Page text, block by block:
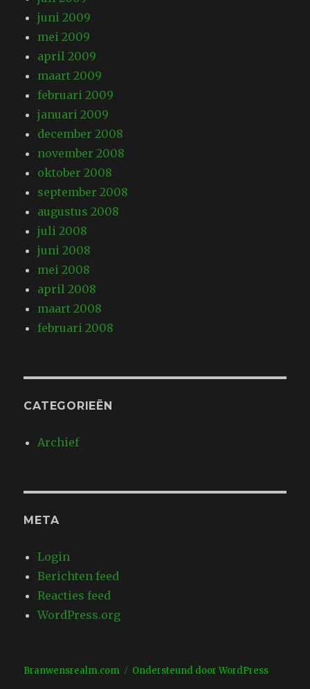
juni 2009
mei 2009
april 2009
maart 2009
februari 2009
januari 2009
december 2008
november 2008
oktober 2008
september 2008
augustus 2008
juli 2008
juni 2008
mei 2008
april 2008
maart 2008
februari 2008
CATEGORIEËN
Archief
META
Login
Berichten feed
Reacties feed
WordPress.org
Branwensrealm.com Ondersteund door WordPress